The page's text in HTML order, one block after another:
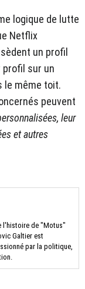
logique de lutte
Netflix
un profil
profil sur un
le même toit.
peuvent
leur
et autres
l'histoire de "Motus"
Galtier est
par la politique,